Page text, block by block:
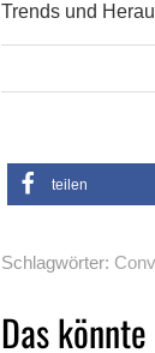
Trends und
teilen
Schlagwörter:
Das